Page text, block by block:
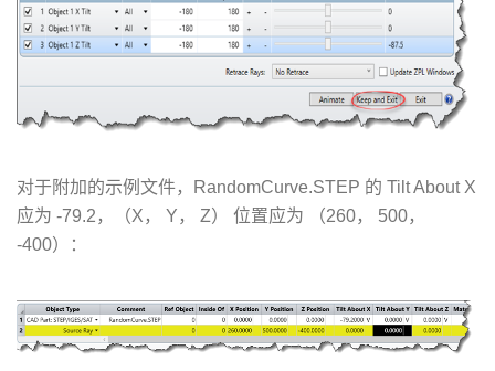
对于附加的示例文件，RandomCurve.STEP 的 Tilt About X
应为 -79.2，（X， Y， Z） 位置应为 （260， 500，
-400）：